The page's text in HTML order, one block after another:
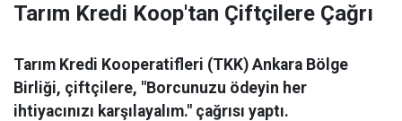
Tarım Kredi Koop'tan Çiftçilere Çağrı
Tarım Kredi Kooperatifleri (TKK) Ankara Bölge
Birliği, çiftçilere, "Borcunuzu ödeyin her
ihtiyacınızı karşılayalım." çağrısı yaptı.